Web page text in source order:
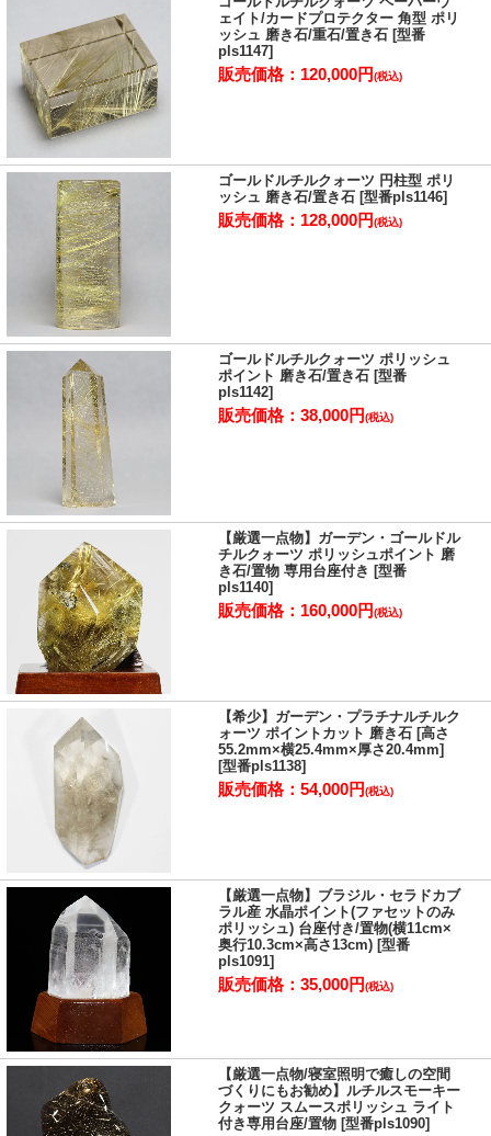
ェイト/カードプロテクター 角型 ポリ
ッシュ 磨き石/重石/置き石 [型番
pls1147]
販売価格：120,000円(税込)
ゴールドルチルクォーツ 円柱型 ポリ
ッシュ 磨き石/置き石 [型番pls1146]
販売価格：128,000円(税込)
ゴールドルチルクォーツ ポリッシュ
ポイント 磨き石/置き石 [型番
pls1142]
販売価格：38,000円(税込)
【厳選一点物】ガーデン・ゴールドル
チルクォーツ ポリッシュポイント 磨
き石/置物 専用台座付き [型番
pls1140]
販売価格：160,000円(税込)
【希少】ガーデン・プラチナルチルク
ォーツ ポイントカット 磨き石 [高さ
55.2mm×横25.4mm×厚さ20.4mm]
[型番pls1138]
販売価格：54,000円(税込)
【厳選一点物】ブラジル・セラドカブ
ラル産 水晶ポイント(ファセットのみ
ポリッシュ) 台座付き/置物(横11cm×
奥行10.3cm×高さ13cm) [型番
pls1091]
販売価格：35,000円(税込)
【厳選一点物/寝室照明で癒しの空間
づくりにもお勧め】ルチルスモーキー
クォーツ スムースポリッシュ ライト
付き専用台座/置物 [型番pls1090]